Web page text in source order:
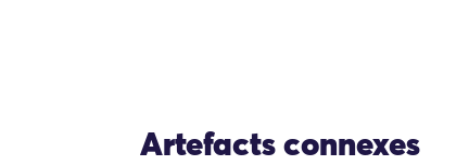
Artefacts connexes